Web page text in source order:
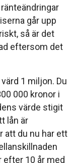
går upp
så är det
eftersom det
1 miljon. Du
000 kronor i
värde stigit
lån är
att du nu har ett
efter 10 år med